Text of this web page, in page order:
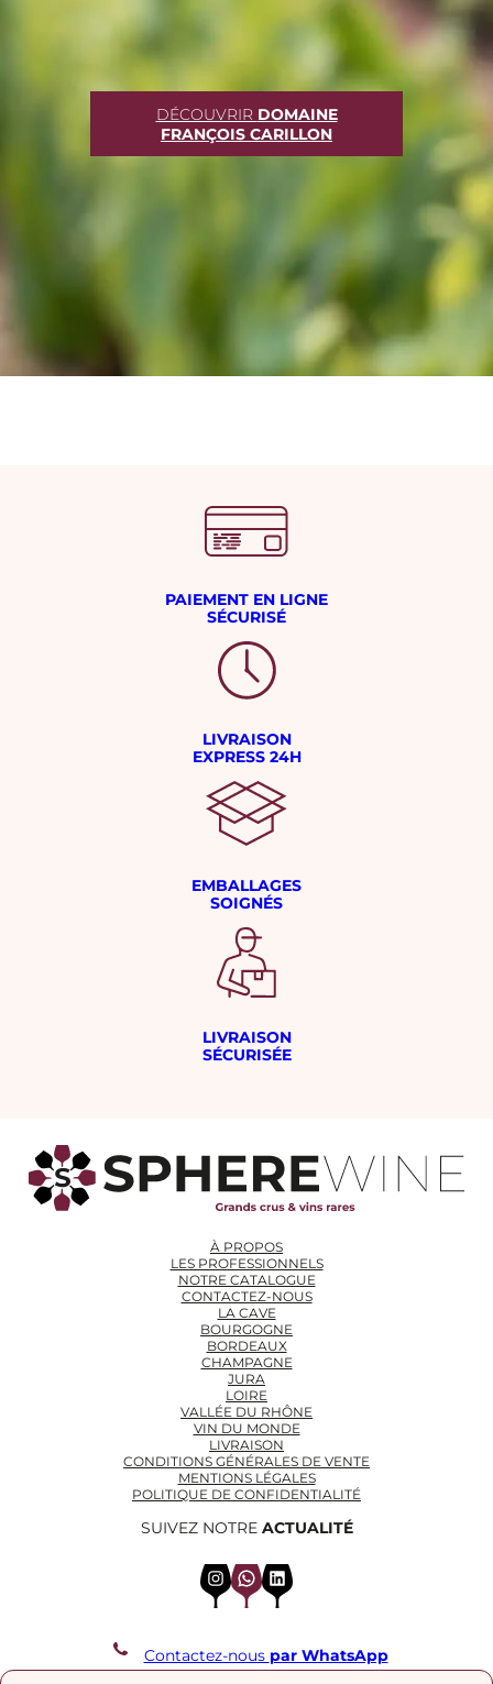
DÉCOUVRIR DOMAINE
FRANÇOIS CARILLON
PAIEMENT EN LIGNE
SÉCURISÉ
LIVRAISON
EXPRESS 24H
EMBALLAGES
SOIGNÉS
LIVRAISON
SÉCURISÉE
À PROPOS
LES PROFESSIONNELS
NOTRE CATALOGUE
CONTACTEZ-NOUS
LA CAVE
BOURGOGNE
BORDEAUX
CHAMPAGNE
JURA
LOIRE
VALLÉE DU RHÔNE
VIN DU MONDE
LIVRAISON
CONDITIONS GÉNÉRALES DE VENTE
MENTIONS LÉGALES
POLITIQUE DE CONFIDENTIALITÉ
SUIVEZ NOTRE ACTUALITÉ
InstagramWhatsApp LinkedIn
Contactez-nous par WhatsApp